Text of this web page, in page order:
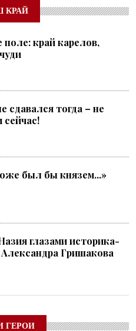
КРАЙ
поле: край карелов,
сдавался тогда – не
сейчас!
был бы князем...»
глазами историка-
Александра Гришакова
ГЕРОИ